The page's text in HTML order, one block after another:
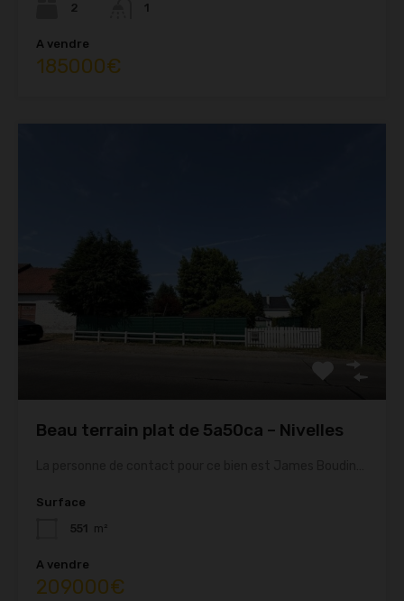
2
1
A vendre
185000€
Beau terrain plat de 5a50ca – Nivelles
Surface
551 m²
A vendre
209000€